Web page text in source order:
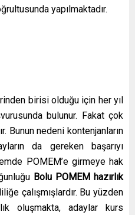
yapılmaktadır.
birisi olduğu için her yıl
bulunur. Fakat çok
Bunun nedeni kontenjanların
da gereken başarıyı
POMEM’e girmeye hak
Bolu POMEM hazırlık
çalışmışlardır. Bu yüzden
oluşmakta, adaylar kurs